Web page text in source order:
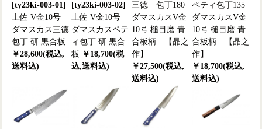
[ty23ki-003-01]
土佐 V金10号
ダマスカス三徳
包丁 研 黒合板
￥28,600(税込,
送料込)
[ty23ki-003-02]
土佐 V金10号
ダマスカスペテ
ィ包丁 研 黒合
板 ￥18,700(税
込,送料込)
三徳 包丁180
ダマスカスV金
10号 槌目磨 青
合板柄 【晶之
作】
￥27,500(税込,
送料込)
ペティ包丁135
ダマスカスV金
10号 槌目磨 青
合板柄 【晶之
作】
￥18,700(税込,
送料込)